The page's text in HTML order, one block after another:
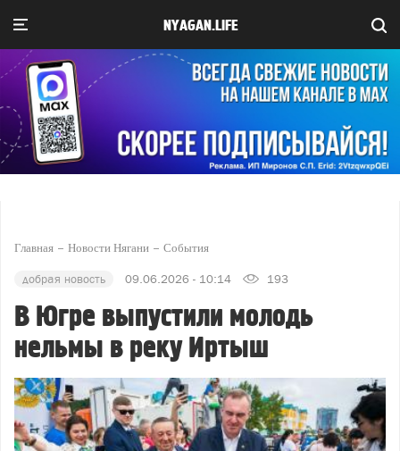
NYAGAN.LIFE
Главная Новости Нягани События
добрая новость 09.06.2026 - 10:14 193
В Югре выпустили молодь
нельмы в реку Иртыш